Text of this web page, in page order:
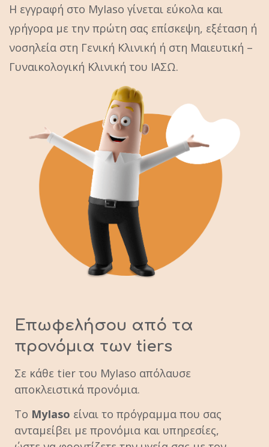
Η εγγραφή στο MyIaso γίνεται εύκολα και
γρήγορα με την πρώτη σας επίσκεψη, εξέταση ή
νοσηλεία στη Γενική Κλινική ή στη Μαιευτική –
Γυναικολογική Κλινική του ΙΑΣΩ.
Επωφελήσου από τα
προνόμια των tiers
Σε κάθε tier του MyIaso απόλαυσε
αποκλειστικά προνόμια.
Το MyIaso είναι το πρόγραμμα που σας
ανταμείβει με προνόμια και υπηρεσίες,